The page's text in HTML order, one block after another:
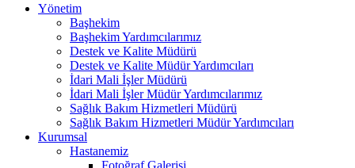
Yönetim
Başhekim
Başhekim Yardımcılarımız
Destek ve Kalite Müdürü
Destek ve Kalite Müdür Yardımcıları
İdari Mali İşler Müdürü
İdari Mali İşler Müdür Yardımcılarımız
Sağlık Bakım Hizmetleri Müdürü
Sağlık Bakım Hizmetleri Müdür Yardımcıları
Kurumsal
Hastanemiz
Fotoğraf Galerisi